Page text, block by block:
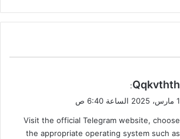
ي
ق
ل
Qqkvthth
:
1 مارس، 2025 الساعة 6:40 ص
Visit the official Telegram website, choose
the appropriate operating system such as